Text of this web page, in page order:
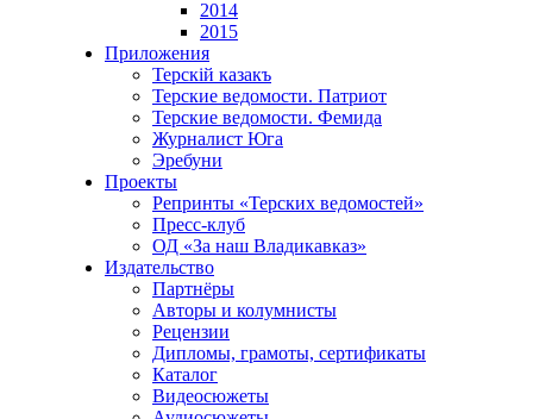
2014
2015
Приложения
Терскiй казакъ
Терские ведомости. Патриот
Терские ведомости. Фемида
Журналист Юга
Эребуни
Проекты
Репринты «Терских ведомостей»
Пресс-клуб
ОД «За наш Владикавказ»
Издательство
Партнёры
Авторы и колумнисты
Рецензии
Дипломы, грамоты, сертификаты
Каталог
Видеосюжеты